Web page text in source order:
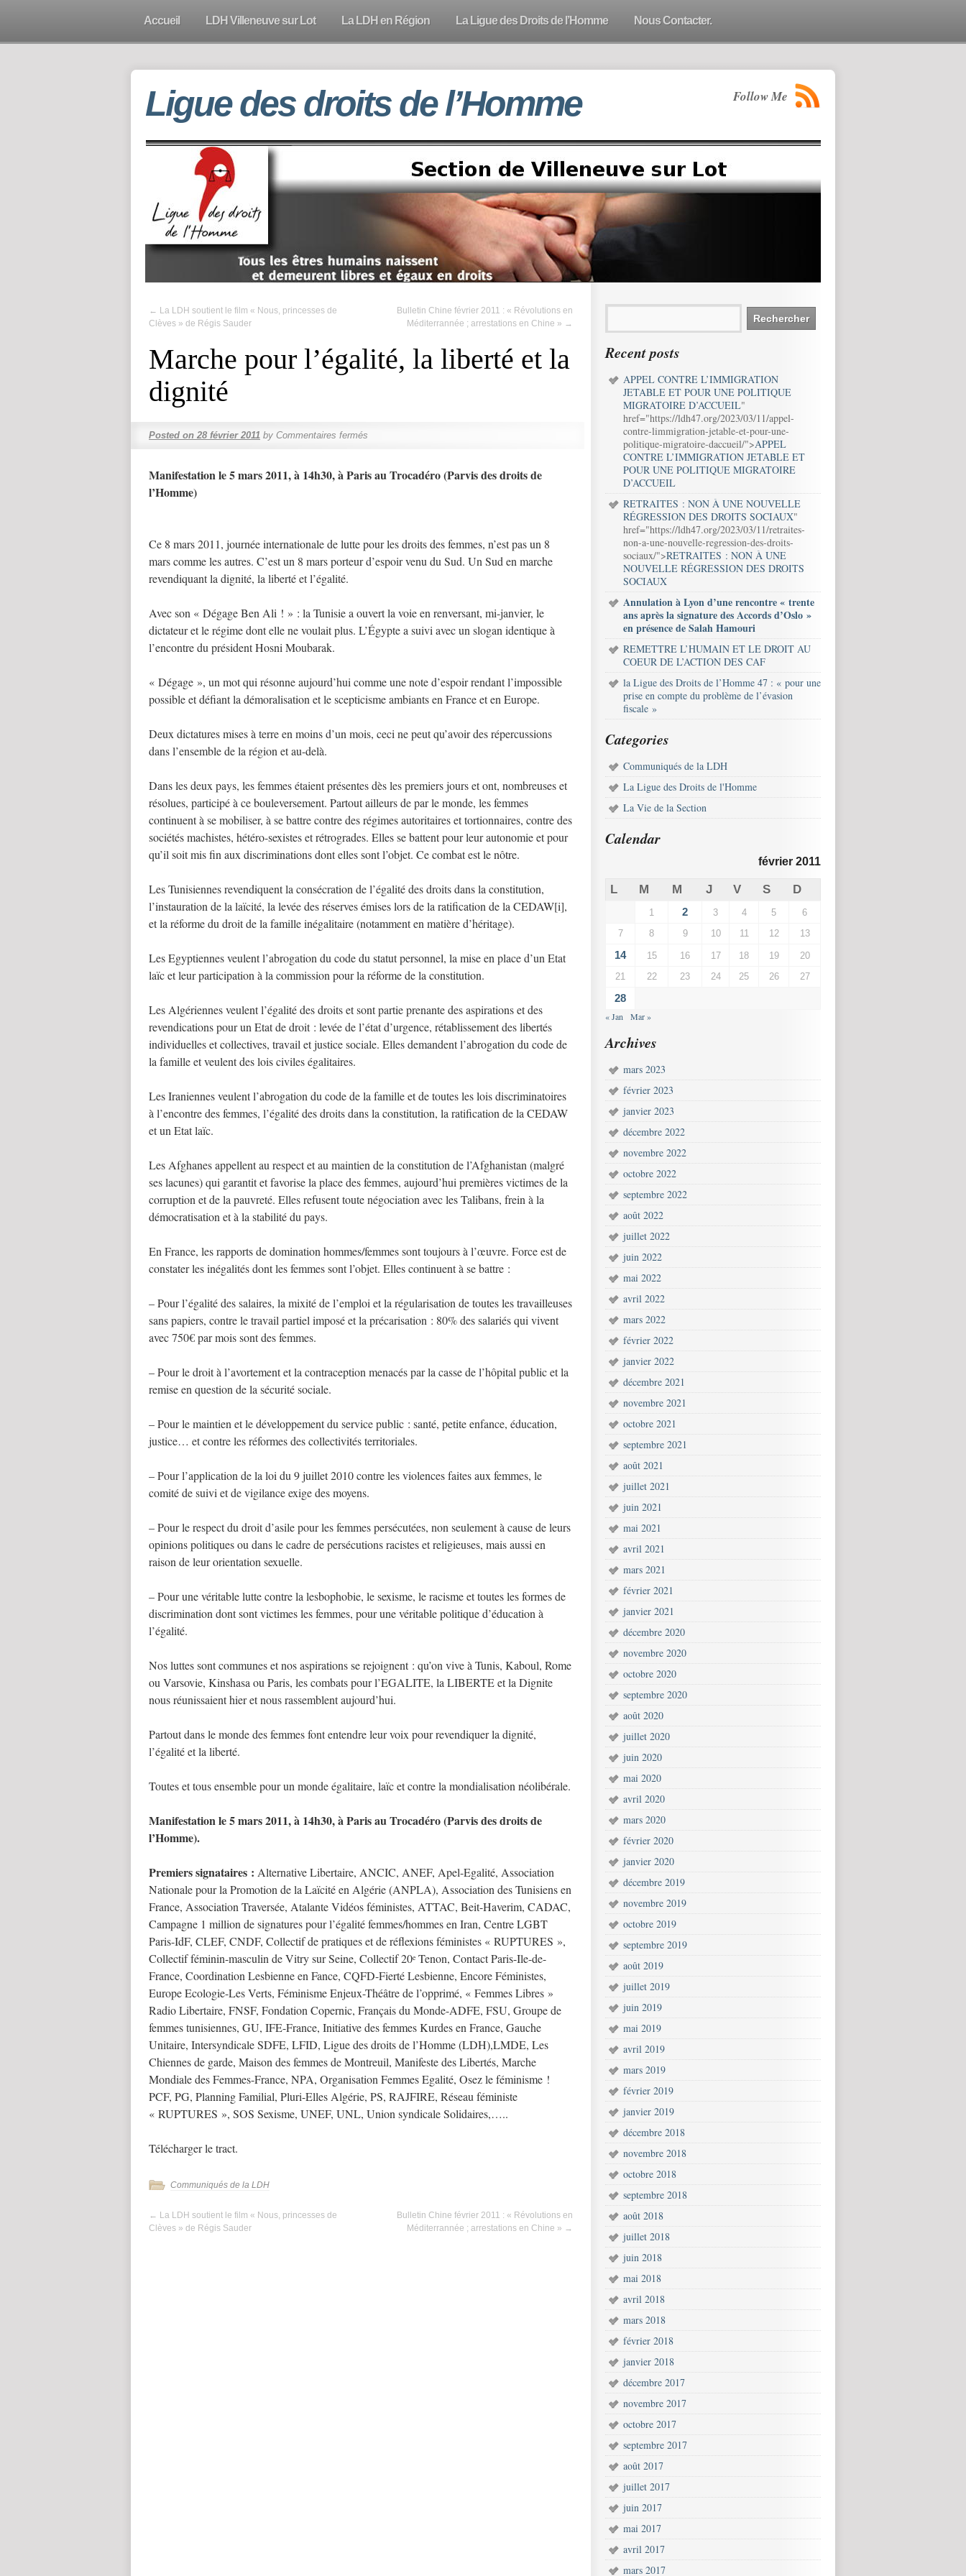
Accueil LDH Villeneuve sur Lot La LDH en Région La Ligue des Droits de l’Homme Nous Contacter.
Ligue des droits de l’Homme Follow Me
← La LDH soutient le film « Nous, princesses de
Clèves » de Régis Sauder
Bulletin Chine février 2011 : « Révolutions en
Méditerrannée ; arrestations en Chine » →
Marche pour l’égalité, la liberté et la
dignité
Posted on 28 février 2011 by Commentaires fermés
Manifestation le 5 mars 2011, à 14h30, à Paris au Trocadéro (Parvis des droits de
l’Homme)
Ce 8 mars 2011, journée internationale de lutte pour les droits des femmes, n’est pas un 8
mars comme les autres. C’est un 8 mars porteur d’espoir venu du Sud. Un Sud en marche
revendiquant la dignité, la liberté et l’égalité.
Avec son « Dégage Ben Ali ! » : la Tunisie a ouvert la voie en renversant, mi-janvier, le
dictateur et le régime dont elle ne voulait plus. L’Égypte a suivi avec un slogan identique à
l’encontre du président Hosni Moubarak.
« Dégage », un mot qui résonne aujourd’hui comme une note d’espoir rendant l’impossible
possible et défiant la démoralisation et le scepticisme ambiants en France et en Europe.
Deux dictatures mises à terre en moins d’un mois, ceci ne peut qu’avoir des répercussions
dans l’ensemble de la région et au-delà.
Dans les deux pays, les femmes étaient présentes dès les premiers jours et ont, nombreuses et
résolues, participé à ce bouleversement. Partout ailleurs de par le monde, les femmes
continuent à se mobiliser, à se battre contre des régimes autoritaires et tortionnaires, contre des
sociétés machistes, hétéro-sexistes et rétrogrades. Elles se battent pour leur autonomie et pour
qu’il soit mis fin aux discriminations dont elles sont l’objet. Ce combat est le nôtre.
Les Tunisiennes revendiquent la consécration de l’égalité des droits dans la constitution,
l’instauration de la laïcité, la levée des réserves émises lors de la ratification de la CEDAW[i],
et la réforme du droit de la famille inégalitaire (notamment en matière d’héritage).
Les Egyptiennes veulent l’abrogation du code du statut personnel, la mise en place d’un Etat
laïc et leur participation à la commission pour la réforme de la constitution.
Les Algériennes veulent l’égalité des droits et sont partie prenante des aspirations et des
revendications pour un Etat de droit : levée de l’état d’urgence, rétablissement des libertés
individuelles et collectives, travail et justice sociale. Elles demandent l’abrogation du code de
la famille et veulent des lois civiles égalitaires.
Les Iraniennes veulent l’abrogation du code de la famille et de toutes les lois discriminatoires
à l’encontre des femmes, l’égalité des droits dans la constitution, la ratification de la CEDAW
et un Etat laïc.
Les Afghanes appellent au respect et au maintien de la constitution de l’Afghanistan (malgré
ses lacunes) qui garantit et favorise la place des femmes, aujourd’hui premières victimes de la
corruption et de la pauvreté. Elles refusent toute négociation avec les Talibans, frein à la
démocratisation et à la stabilité du pays.
En France, les rapports de domination hommes/femmes sont toujours à l’œuvre. Force est de
constater les inégalités dont les femmes sont l’objet. Elles continuent à se battre :
– Pour l’égalité des salaires, la mixité de l’emploi et la régularisation de toutes les travailleuses
sans papiers, contre le travail partiel imposé et la précarisation : 80% des salariés qui vivent
avec 750€ par mois sont des femmes.
– Pour le droit à l’avortement et la contraception menacés par la casse de l’hôpital public et la
remise en question de la sécurité sociale.
– Pour le maintien et le développement du service public : santé, petite enfance, éducation,
justice… et contre les réformes des collectivités territoriales.
– Pour l’application de la loi du 9 juillet 2010 contre les violences faites aux femmes, le
comité de suivi et de vigilance exige des moyens.
– Pour le respect du droit d’asile pour les femmes persécutées, non seulement à cause de leurs
opinions politiques ou dans le cadre de persécutions racistes et religieuses, mais aussi en
raison de leur orientation sexuelle.
– Pour une véritable lutte contre la lesbophobie, le sexisme, le racisme et toutes les formes de
discrimination dont sont victimes les femmes, pour une véritable politique d’éducation à
l’égalité.
Nos luttes sont communes et nos aspirations se rejoignent : qu’on vive à Tunis, Kaboul, Rome
ou Varsovie, Kinshasa ou Paris, les combats pour l’EGALITE, la LIBERTE et la Dignite
nous réunissaient hier et nous rassemblent aujourd’hui.
Partout dans le monde des femmes font entendre leur voix pour revendiquer la dignité,
l’égalité et la liberté.
Toutes et tous ensemble pour un monde égalitaire, laïc et contre la mondialisation néolibérale.
Manifestation le 5 mars 2011, à 14h30, à Paris au Trocadéro (Parvis des droits de
l’Homme).
Premiers signataires : Alternative Libertaire, ANCIC, ANEF, Apel-Egalité, Association
Nationale pour la Promotion de la Laïcité en Algérie (ANPLA), Association des Tunisiens en
France, Association Traversée, Atalante Vidéos féministes, ATTAC, Beit-Haverim, CADAC,
Campagne 1 million de signatures pour l’égalité femmes/hommes en Iran, Centre LGBT
Paris-IdF, CLEF, CNDF, Collectif de pratiques et de réflexions féministes « RUPTURES »,
Collectif féminin-masculin de Vitry sur Seine, Collectif 20e Tenon, Contact Paris-Ile-de-
France, Coordination Lesbienne en Fance, CQFD-Fierté Lesbienne, Encore Féministes,
Europe Ecologie-Les Verts, Féminisme Enjeux-Théâtre de l’opprimé, « Femmes Libres »
Radio Libertaire, FNSF, Fondation Copernic, Français du Monde-ADFE, FSU, Groupe de
femmes tunisiennes, GU, IFE-France, Initiative des femmes Kurdes en France, Gauche
Unitaire, Intersyndicale SDFE, LFID, Ligue des droits de l’Homme (LDH),LMDE, Les
Chiennes de garde, Maison des femmes de Montreuil, Manifeste des Libertés, Marche
Mondiale des Femmes-France, NPA, Organisation Femmes Egalité, Osez le féminisme !
PCF, PG, Planning Familial, Pluri-Elles Algérie, PS, RAJFIRE, Réseau féministe
« RUPTURES », SOS Sexisme, UNEF, UNL, Union syndicale Solidaires,…..
Télécharger le tract.
Communiqués de la LDH
← La LDH soutient le film « Nous, princesses de
Clèves » de Régis Sauder
Bulletin Chine février 2011 : « Révolutions en
Méditerrannée ; arrestations en Chine » →
Recent posts
APPEL CONTRE L’IMMIGRATION
JETABLE ET POUR UNE POLITIQUE
MIGRATOIRE D’ACCUEIL"
href="https://ldh47.org/2023/03/11/appel-
contre-limmigration-jetable-et-pour-une-
politique-migratoire-daccueil/">APPEL
CONTRE L’IMMIGRATION JETABLE ET
POUR UNE POLITIQUE MIGRATOIRE
D’ACCUEIL
RETRAITES : NON À UNE NOUVELLE
RÉGRESSION DES DROITS SOCIAUX"
href="https://ldh47.org/2023/03/11/retraites-
non-a-une-nouvelle-regression-des-droits-
sociaux/">RETRAITES : NON À UNE
NOUVELLE RÉGRESSION DES DROITS
SOCIAUX
Annulation à Lyon d’une rencontre « trente
ans après la signature des Accords d’Oslo »
en présence de Salah Hamouri
REMETTRE L’HUMAIN ET LE DROIT AU
COEUR DE L’ACTION DES CAF
la Ligue des Droits de l’Homme 47 : « pour une
prise en compte du problème de l’évasion
fiscale »
Categories
Communiqués de la LDH
La Ligue des Droits de l'Homme
La Vie de la Section
Calendar
février 2011
L M M J V S D
1 2 3 4 5
6
7
8 9 10 11 12 13
14 15 16 17 18 19
20
21
22 23 24 25 26 27
28
« Jan Mar »
Archives
mars 2023
février 2023
janvier 2023
décembre 2022
novembre 2022
octobre 2022
septembre 2022
août 2022
juillet 2022
juin 2022
mai 2022
avril 2022
mars 2022
février 2022
janvier 2022
décembre 2021
novembre 2021
octobre 2021
septembre 2021
août 2021
juillet 2021
juin 2021
mai 2021
avril 2021
mars 2021
février 2021
janvier 2021
décembre 2020
novembre 2020
octobre 2020
septembre 2020
août 2020
juillet 2020
juin 2020
mai 2020
avril 2020
mars 2020
février 2020
janvier 2020
décembre 2019
novembre 2019
octobre 2019
septembre 2019
août 2019
juillet 2019
juin 2019
mai 2019
avril 2019
mars 2019
février 2019
janvier 2019
décembre 2018
novembre 2018
octobre 2018
septembre 2018
août 2018
juillet 2018
juin 2018
mai 2018
avril 2018
mars 2018
février 2018
janvier 2018
décembre 2017
novembre 2017
octobre 2017
septembre 2017
août 2017
juillet 2017
juin 2017
mai 2017
avril 2017
mars 2017